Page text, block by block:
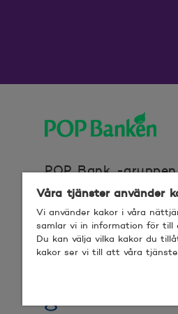
POP Bank -gruppen
Webbplatscookies
Våra tjänster använder
Vi använder kakor i våra
samlar vi in information för till
Du kan välja vilka kakor du
kakor ser vi till att våra